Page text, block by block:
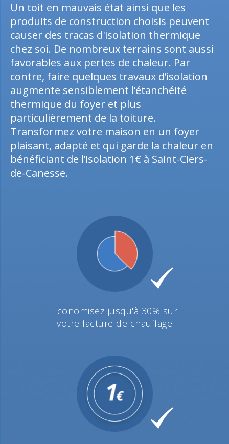
Un toit en mauvais état ainsi que les
produits de construction choisis peuvent
causer des tracas d'isolation thermique
chez soi. De nombreux terrains sont aussi
favorables aux pertes de chaleur. Par
contre, faire quelques travaux d’isolation
augmente sensiblement l’étanchéité
thermique du foyer et plus
particulièrement de la toiture.
Transformez votre maison en un foyer
plaisant, adapté et qui garde la chaleur en
bénéficiant de l’isolation 1€ à Saint-Ciers-
de-Canesse.
Economisez jusqu'à 30% sur
votre facture de chauffage